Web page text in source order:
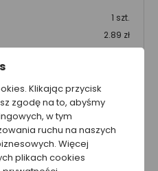
1 szt.
2.89 zł
koszt brutto
zł
koszt netto
zł
kosztów wysyłki.
Klikając przycisk
zgodę na to, abyśmy
w tym
ruchu na naszych
Więcej
plikach cookies